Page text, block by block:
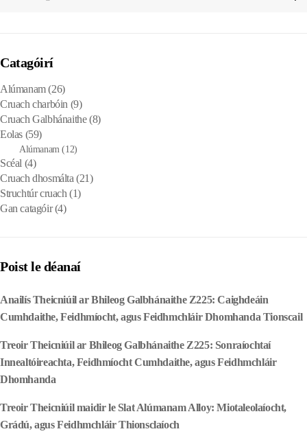
Catagóirí
Alúmanam(26)
Cruach charbóin (9)
Cruach Galbhánaithe(8)
Eolas (59)
Alúmanam(12)
Scéal (4)
Cruach dhosmálta (21)
Struchtúr cruach (1)
Gan catagóir(4)
Poist le déanaí
Anailís Theicniúil ar Bhileog Galbhánaithe Z225: Caighdeáin
Cumhdaithe, Feidhmíocht, agus Feidhmchláir Dhomhanda Tionscail
Treoir Theicniúil ar Bhileog Galbhánaithe Z225: Sonraíochtaí
Innealtóireachta, Feidhmíocht Cumhdaithe, agus Feidhmchláir
Dhomhanda
Treoir Theicniúil maidir le Slat Alúmanam Alloy: Miotaleolaíocht,
Grádú, agus Feidhmchláir Thionsclaíoch